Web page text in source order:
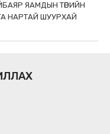
ЯАМДЫН ТӨРИЙН
НАРТАЙ ШУУРХАЙ